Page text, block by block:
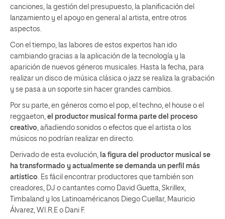
canciones, la gestión del presupuesto, la planificación del
lanzamiento y el apoyo en general al artista, entre otros
aspectos.
Con el tiempo, las labores de estos expertos han ido
cambiando gracias a la aplicación de la tecnología y la
aparición de nuevos géneros musicales. Hasta la fecha, para
realizar un disco de música clásica o jazz se realiza la grabación
y se pasa a un soporte sin hacer grandes cambios.
Por su parte, en géneros como el pop, el techno, el house o el
reggaeton, el productor musical forma parte del proceso
creativo , añadiendo sonidos o efectos que el artista o los
músicos no podrían realizar en directo.
Derivado de esta evolución,
la figura del productor musical se
ha transformado y actualmente se demanda un perfil más
artístico . Es fácil encontrar productores que también son
creadores, DJ o cantantes como David Guetta, Skrillex,
Timbaland y los Latinoaméricanos Diego Cuellar, Mauricio
Álvarez, W.I.R.E o Dani F.